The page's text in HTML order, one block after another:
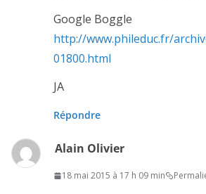
Google Boggle
http://www.phileduc.fr/
01800.html
JA
Répondre
Alain Olivier
18 mai 2015 à 17 h 09 min